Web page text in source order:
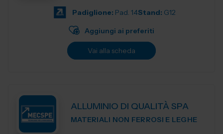
Padiglione: Pad. 14Stand: G12
Aggiungi ai preferiti
Vai alla scheda
ALLUMINIO DI QUALITÀ SPA
MATERIALI NON FERROSI E LEGHE